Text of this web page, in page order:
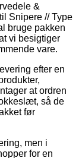
&
Snipere // Type
bruge pakken
vi besigtiger
vare.
efter en
at ordren
så de
før
men i
for en